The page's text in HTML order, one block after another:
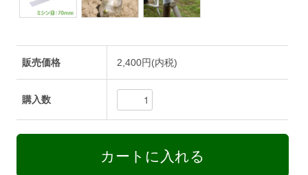
販売価格 2,400円(内税)
購入数